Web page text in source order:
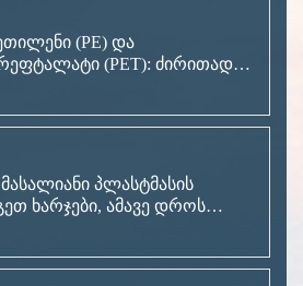
შეფუთვის შესახებ
2025/40 ძალაში
არა თქვენი პლასტმასის
ბოთლების
ანალიზი: 8 კრიტიკული
ტექნოლოგიური
ვერ გამოტოვებთ
საქონელზე განკუთვნილი